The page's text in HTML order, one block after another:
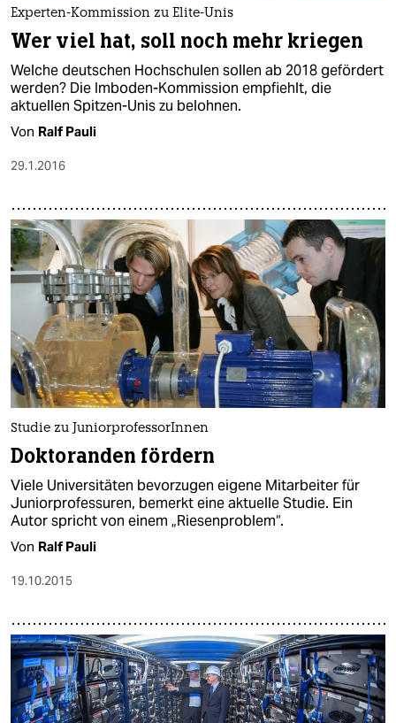
Experten-Kommission zu Elite-Unis
Wer viel hat, soll noch mehr kriegen
Welche deutschen Hochschulen sollen ab 2018 gefördert
werden? Die Imboden-Kommission empfiehlt, die
aktuellen Spitzen-Unis zu belohnen.
Von Ralf Pauli
29.1.2016
Studie zu JuniorprofessorInnen
Doktoranden fördern
Viele Universitäten bevorzugen eigene Mitarbeiter für
Juniorprofessuren, bemerkt eine aktuelle Studie. Ein
Autor spricht von einem „Riesenproblem“.
Von Ralf Pauli
19.10.2015